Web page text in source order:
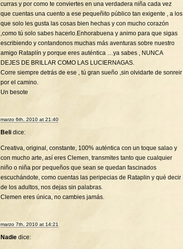
curras y por como te conviertes en una verdadera niña cada vez
que cuentas una cuento a ese pequeñito público tan exigente , a los
que solo les gusta las cosas bien hechas y con mucho corazón
,como tú solo sabes hacerlo.Enhorabuena y animo para que sigas
escribiendo y contandonos muchas más aventuras sobre nuestro
amigo Rataplín y porque eres auténtica …ya sabes , NUNCA
DEJES DE BRILLAR COMO LAS LUCIERNAGAS.
Corre siempre detrás de ese , tú gran sueño ,sin olvidarte de sonreir
por el camino.
Un besote
marzo 6th, 2010 at 21:40
Beli dice:
Creativa, original, constante, 100% auténtica con un toque salao y
con mucho arte, así eres Clemen, transmites tanto que cualquier
niño o niña por pequeños que sean se quedan fascinados
escuchándote, como cuentas las peripecias de Rataplin y qué decir
de los adultos, nos dejas sin palabras.
Clemen eres única, no cambies jamás.
marzo 7th, 2010 at 14:21
Nadie dice: